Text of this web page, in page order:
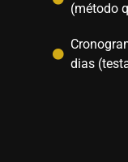
(método
dias